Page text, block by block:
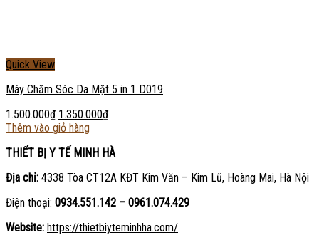
Quick View
Máy Chăm Sóc Da Mặt 5 in 1 D019
1.500.000₫ 1.350.000₫
Thêm vào giỏ hàng
THIẾT BỊ Y TẾ MINH HÀ
Địa chỉ: 4338 Tòa CT12A KĐT Kim Văn – Kim Lũ, Hoàng Mai, Hà Nội
Điện thoại: 0934.551.142 – 0961.074.429
Website: https://thietbiyteminhha.com/